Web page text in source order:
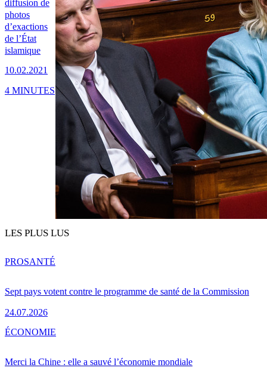
diffusion de
photos
d’exactions
de l’État
islamique
10.02.2021
4 MINUTES
LES PLUS LUS
Sept pays votent contre le programme de santé de la Commission
24.07.2026
PROSANTÉ
Merci la Chine : elle a sauvé l’économie mondiale
ÉCONOMIE